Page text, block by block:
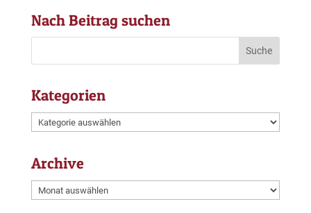
Nach Beitrag suchen
Kategorien
Kategorien
Archive
Archive